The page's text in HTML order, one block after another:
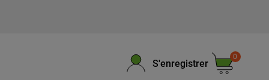
S'enregistrer
0